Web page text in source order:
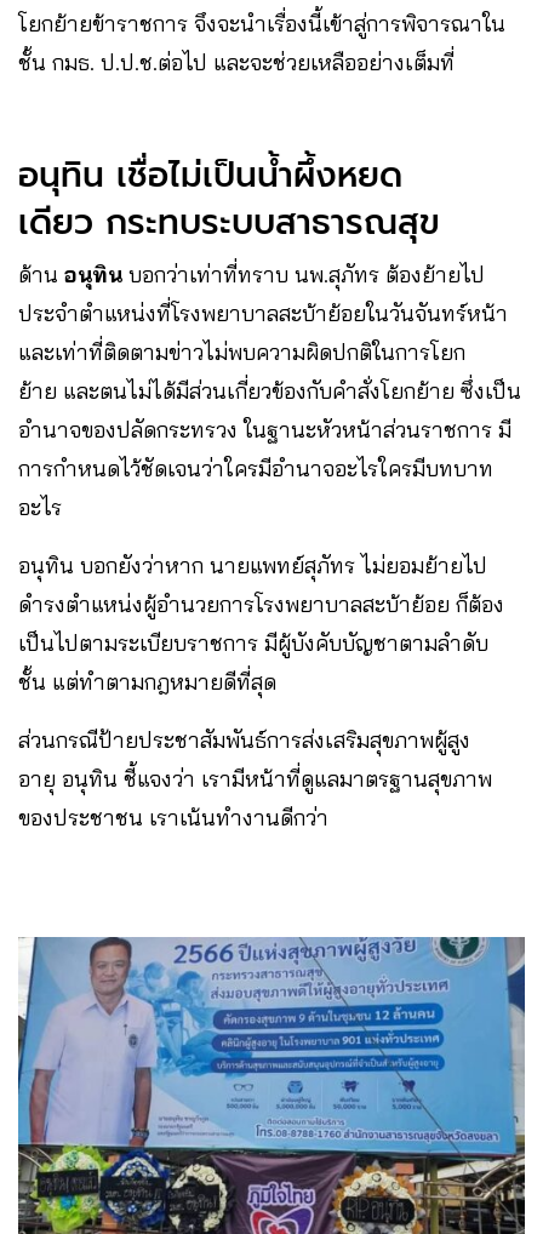
โยกย้ายข้าราชการ จึงจะนำเรื่องนี้เข้าสู่การพิจารณาใน
ชั้น กมธ. ป.ป.ช.ต่อไป และจะช่วยเหลืออย่างเต็มที่
อนุทิน เชื่อไม่เป็นน้ำผึ้งหยด
เดียว กระทบระบบสาธารณสุข
ด้าน อนุทิน บอกว่าเท่าที่ทราบ นพ.สุภัทร ต้องย้ายไป
ประจำตำแหน่งที่โรงพยาบาลสะบ้าย้อยในวันจันทร์หน้า
และเท่าที่ติดตามข่าวไม่พบความผิดปกติในการโยก
ย้าย และตนไม่ได้มีส่วนเกี่ยวข้องกับคำสั่งโยกย้าย ซึ่งเป็น
อำนาจของปลัดกระทรวง ในฐานะหัวหน้าส่วนราชการ มี
การกำหนดไว้ชัดเจนว่าใครมีอำนาจอะไรใครมีบทบาท
อะไร
อนุทิน บอกยังว่าหาก นายแพทย์สุภัทร ไม่ยอมย้ายไป
ดำรงตำแหน่งผู้อำนวยการโรงพยาบาลสะบ้าย้อย ก็ต้อง
เป็นไปตามระเบียบราชการ มีผู้บังคับบัญชาตามลำดับ
ชั้น แต่ทำตามกฎหมายดีที่สุด
ส่วนกรณีป้ายประชาสัมพันธ์การส่งเสริมสุขภาพผู้สูง
อายุ อนุทิน ชี้แจงว่า เรามีหน้าที่ดูแลมาตรฐานสุขภาพ
ของประชาชน เราเน้นทำงานดีกว่า